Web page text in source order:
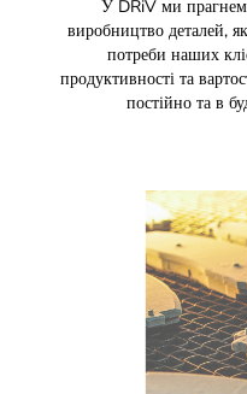
У DRiV ми
виробництво деталей,
потреби наших
продуктивності та
постійно та в